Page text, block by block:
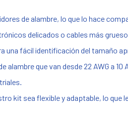
de alambre, lo que lo hace
delicados o cables más
una fácil identificación del tamaño
que van desde 22 AWG a
kit sea flexible y adaptable, lo que